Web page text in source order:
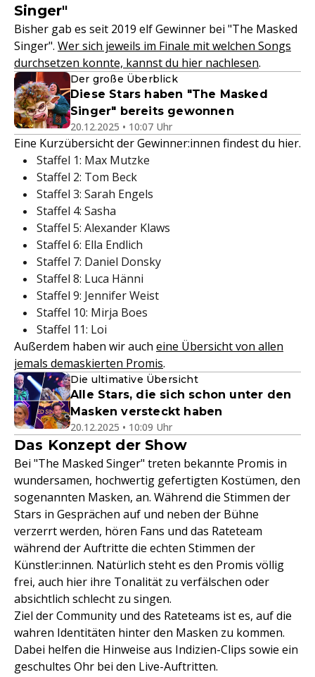
Singer"
Bisher gab es seit 2019 elf Gewinner bei "The Masked
Singer". Wer sich jeweils im Finale mit welchen Songs
durchsetzen konnte, kannst du hier nachlesen.
Der große Überblick
Diese Stars haben "The Masked
Singer" bereits gewonnen
20.12.2025 • 10:07 Uhr
Eine Kurzübersicht der Gewinner:innen findest du hier.
Staffel 1: Max Mutzke
Staffel 2: Tom Beck
Staffel 3: Sarah Engels
Staffel 4: Sasha
Staffel 5: Alexander Klaws
Staffel 6: Ella Endlich
Staffel 7: Daniel Donsky
Staffel 8: Luca Hänni
Staffel 9: Jennifer Weist
Staffel 10: Mirja Boes
Staffel 11: Loi
Außerdem haben wir auch eine Übersicht von allen
jemals demaskierten Promis.
Die ultimative Übersicht
Alle Stars, die sich schon unter den
Masken versteckt haben
20.12.2025 • 10:09 Uhr
Das Konzept der Show
Bei "The Masked Singer" treten bekannte Promis in
wundersamen, hochwertig gefertigten Kostümen, den
sogenannten Masken, an. Während die Stimmen der
Stars in Gesprächen auf und neben der Bühne
verzerrt werden, hören Fans und das Rateteam
während der Auftritte die echten Stimmen der
Künstler:innen. Natürlich steht es den Promis völlig
frei, auch hier ihre Tonalität zu verfälschen oder
absichtlich schlecht zu singen.
Ziel der Community und des Rateteams ist es, auf die
wahren Identitäten hinter den Masken zu kommen.
Dabei helfen die Hinweise aus Indizien-Clips sowie ein
geschultes Ohr bei den Live-Auftritten.